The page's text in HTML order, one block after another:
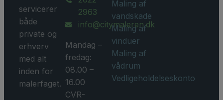
servicerer
både
private og
erhverv
med alt
inden for
malerfaget.
2963
info@citymaleren.dk
Mandag –
fredag:
08.00 –
16.00
CVR-
Maling af
vandskade
Maling af
vinduer
Maling af
vådrum
Vedligeholdelseskonto